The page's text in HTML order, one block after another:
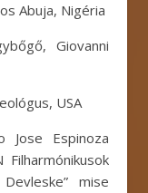
Abuja, Nigéria
Giovanni
USA
Jose Espinoza
mise